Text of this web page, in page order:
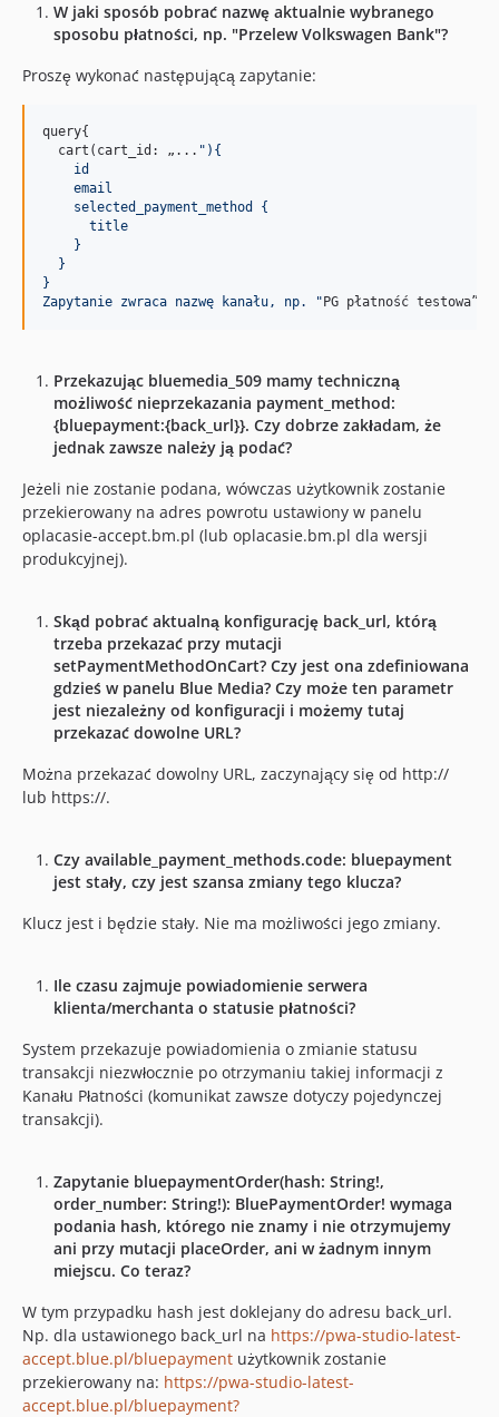
W jaki sposób pobrać nazwę aktualnie wybranego
sposobu płatności, np. "Przelew Volkswagen Bank"?
Proszę wykonać następującą zapytanie:
query{
  cart(cart_id: „...
" ){
    id
    email
    selected_payment_method {
      title
    }
  }
}
Zapytanie zwraca nazwę kanału, np.
" PG płatność testowa”.
Przekazując bluemedia_509 mamy techniczną
możliwość nieprzekazania payment_method:
{bluepayment:{back_url}}. Czy dobrze zakładam, że
jednak zawsze należy ją podać?
Jeżeli nie zostanie podana, wówczas użytkownik zostanie
przekierowany na adres powrotu ustawiony w panelu
oplacasie-accept.bm.pl (lub oplacasie.bm.pl dla wersji
produkcyjnej).
Skąd pobrać aktualną konfigurację back_url, którą
trzeba przekazać przy mutacji
setPaymentMethodOnCart? Czy jest ona zdefiniowana
gdzieś w panelu Blue Media? Czy może ten parametr
jest niezależny od konfiguracji i możemy tutaj
przekazać dowolne URL?
Można przekazać dowolny URL, zaczynający się od http://
lub https://.
Czy available_payment_methods.code: bluepayment
jest stały, czy jest szansa zmiany tego klucza?
Klucz jest i będzie stały. Nie ma możliwości jego zmiany.
Ile czasu zajmuje powiadomienie serwera
klienta/merchanta o statusie płatności?
System przekazuje powiadomienia o zmianie statusu
transakcji niezwłocznie po otrzymaniu takiej informacji z
Kanału Płatności (komunikat zawsze dotyczy pojedynczej
transakcji).
Zapytanie bluepaymentOrder(hash: String!,
order_number: String!): BluePaymentOrder! wymaga
podania hash, którego nie znamy i nie otrzymujemy
ani przy mutacji placeOrder, ani w żadnym innym
miejscu. Co teraz?
W tym przypadku hash jest doklejany do adresu back_url.
Np. dla ustawionego back_url na https://pwa-studio-latest-
accept.blue.pl/bluepayment użytkownik zostanie
przekierowany na: https://pwa-studio-latest-
accept.blue.pl/bluepayment?